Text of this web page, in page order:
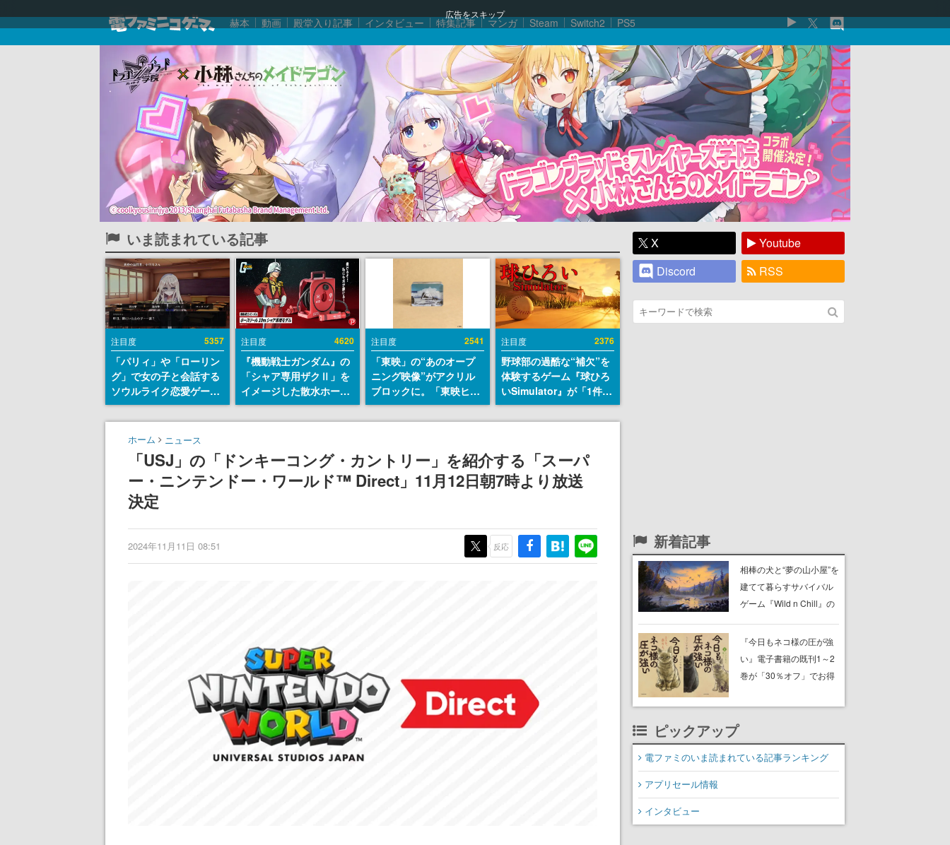
広告をスキップ
赫本 動画 殿堂入り記事 インタビュー 特集記事 マンガ Steam Switch2 PS5
いま読まれている記事
注目度 5357
「パリィ」や「ローリン
グ」で女の子と会話する
ソウルライク恋愛ゲーム
『小早川さんはソウルラ
イク』無料公開。返事に
失敗すると「YOU
DIED」
注目度 4620
『機動戦士ガンダム』の
「シャア専用ザクⅡ」を
イメージした散水ホース
リールが予約開始。本体
にはシャアのパーソナル
エンブレム、型式番号な
どを配置
注目度 2541
「東映」の“あのオープ
ニング映像”がアクリル
ブロックに。「東映ヒス
トリカル グッズコレクシ
ョン」が8月下旬より発
注目度 2376
野球部の過酷な“補欠”を
体験するゲーム『球ひろ
いSimulator』が「1件」
のウィッシュリストをも
とにチェコ語に対応し
ダム・カム』開発元やチ
ェコのプロ野球選手から
称賛の声
ホーム ニュース
「USJ」の「ドンキーコング・カントリー」を紹介する「スーパ
ー・ニンテンドー・ワールド™ Direct」11月12日朝7時より放送
決定
2024年11月11日 08:51 反応
X
Youtube
Discord
RSS
新着記事
相棒の犬と“夢の山小屋”を
建てて暮らすサバイバル
ゲーム『Wild n Chill』の
中。ドット絵の大自然
で、喧騒を忘れよう
『今日もネコ様の圧が強
い』電子書籍の既刊1～2
巻が「30％オフ」でお得
たネコたちと、ネコを溺
描く
ピックアップ
電ファミのいま読まれている記事ランキング
アプリセール情報
インタビュー